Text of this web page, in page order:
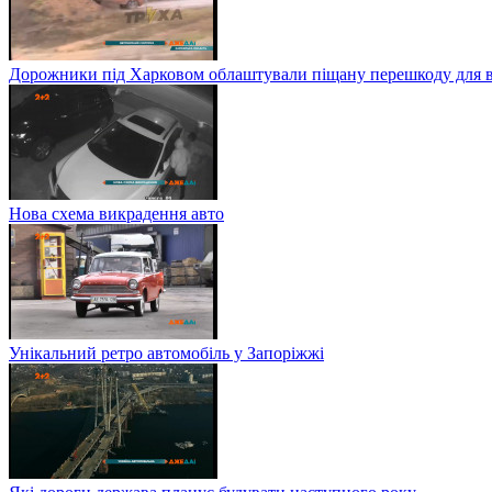
Дорожники під Харковом облаштували піщану перешкоду для
Нова схема викрадення авто
Унікальний ретро автомобіль у Запоріжжі